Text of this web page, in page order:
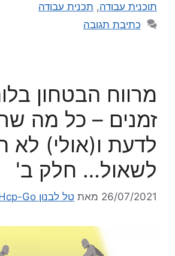
תוכנית עבודה, תכנית עבודה
כתיבת תגובה
מרווח הבטחון
זמנים – כל מה
לדעת ו(אולי) לא
לשאול… חלק ב'
26/07/2021 מאת טל לבנון Hcp-Go